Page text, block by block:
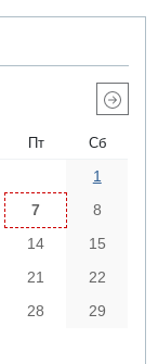
Пт Сб
1
7
8
14
15
21
22
28
29